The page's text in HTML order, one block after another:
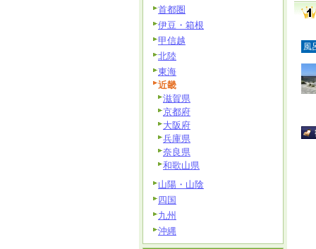
風
首都圏
伊豆・箱根
甲信越
北陸
東海
近畿
滋賀県
京都府
大阪府
兵庫県
奈良県
和歌山県
山陽・山陰
四国
九州
沖縄